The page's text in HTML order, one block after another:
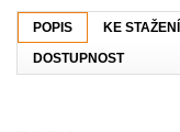
POPIS KE STAŽENÍ
DOSTUPNOST